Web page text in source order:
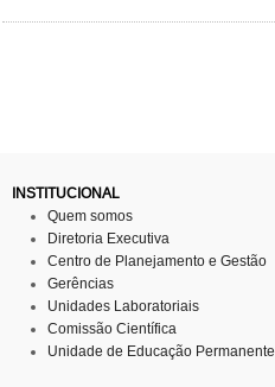
INSTITUCIONAL
Quem somos
Diretoria Executiva
Centro de Planejamento e Gestão
Gerências
Unidades Laboratoriais
Comissão Científica
Unidade de Educação Permanente